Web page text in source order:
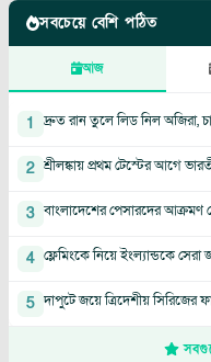
সবচেয়ে বেশি পঠিত
আজ
1 দ্রুত রান তুলে লিড নিল অজিরা,
2 শ্রীলঙ্কায় প্রথম টেস্টের আগে
3 বাংলাদেশের পেসারদের আক্রমণ
4 ফ্লেমিংকে নিয়ে ইংল্যান্ডকে
5 দাপুটে জয়ে ত্রিদেশীয় সিরিজের